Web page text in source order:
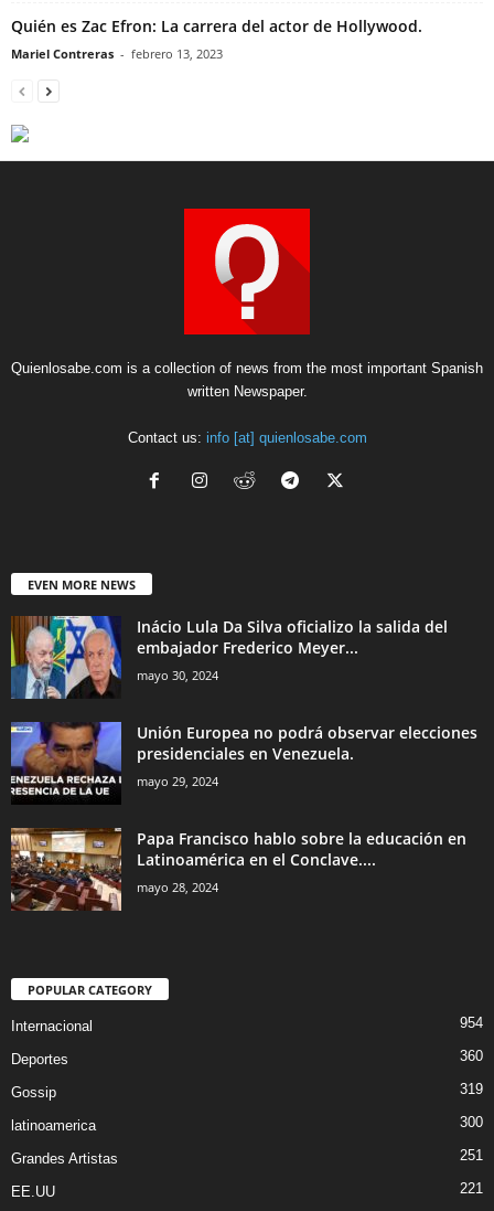
Quién es Zac Efron: La carrera del actor de Hollywood.
Mariel Contreras - febrero 13, 2023
Quienlosabe.com is a collection of news from the most important Spanish
written Newspaper.
Contact us: info [at] quienlosabe.com
EVEN MORE NEWS
Inácio Lula Da Silva oficializo la salida del
embajador Frederico Meyer...
mayo 30, 2024
Unión Europea no podrá observar elecciones
presidenciales en Venezuela.
mayo 29, 2024
Papa Francisco hablo sobre la educación en
Latinoamérica en el Conclave....
mayo 28, 2024
POPULAR CATEGORY
Internacional 954
Deportes 360
Gossip 319
latinoamerica 300
Grandes Artistas 251
EE.UU 221